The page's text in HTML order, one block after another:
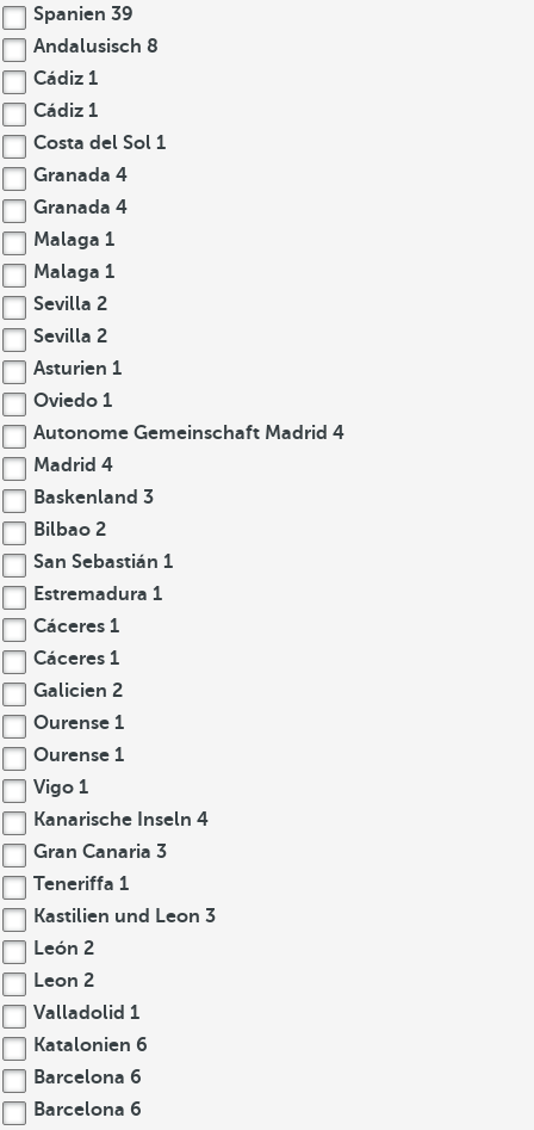
Spanien 39
Andalusisch 8
Cádiz 1
Cádiz 1
Costa del Sol 1
Granada 4
Granada 4
Malaga 1
Malaga 1
Sevilla 2
Sevilla 2
Asturien 1
Oviedo 1
Autonome Gemeinschaft Madrid 4
Madrid 4
Baskenland 3
Bilbao 2
San Sebastián 1
Estremadura 1
Cáceres 1
Cáceres 1
Galicien 2
Ourense 1
Ourense 1
Vigo 1
Kanarische Inseln 4
Gran Canaria 3
Teneriffa 1
Kastilien und Leon 3
León 2
Leon 2
Valladolid 1
Katalonien 6
Barcelona 6
Barcelona 6